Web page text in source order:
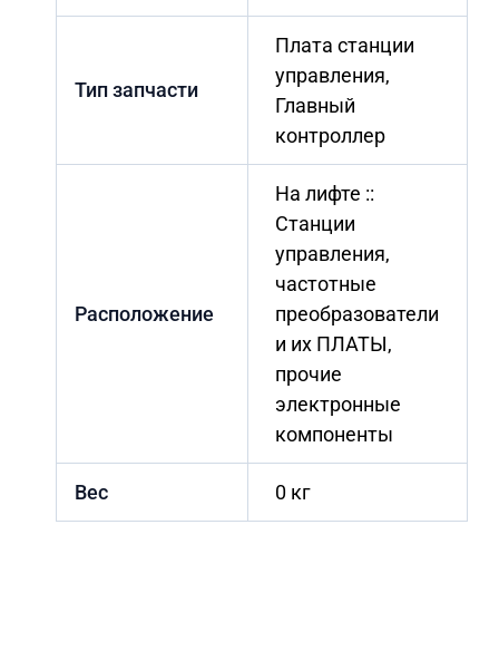
Тип запчасти
Плата станции
управления,
Главный
контроллер
Расположение
На лифте ::
Станции
управления,
частотные
преобразователи
и их ПЛАТЫ,
прочие
электронные
компоненты
Вес 0 кг